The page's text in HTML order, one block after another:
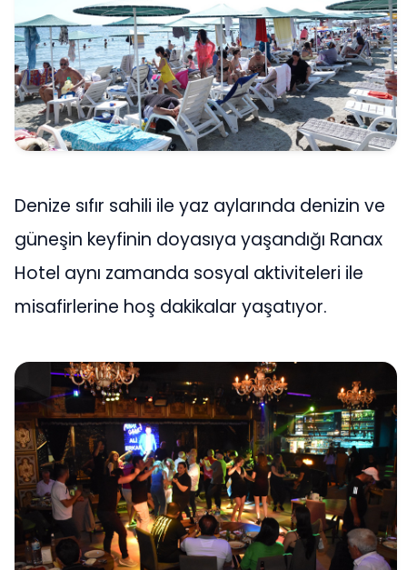
Denize sıfır sahili ile yaz aylarında denizin ve
güneşin keyfinin doyasıya yaşandığı Ranax
Hotel aynı zamanda sosyal aktiviteleri ile
misafirlerine hoş dakikalar yaşatıyor.